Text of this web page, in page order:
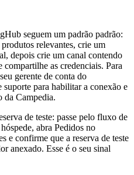
seguem um padrão padrão:
relevantes, crie um
depois crie um canal contendo
as credenciais. Para
gerente de conta do
para habilitar a conexão e
da Campedia.
de teste: passe pelo fluxo de
abra Pedidos no
e confirme que a reserva de teste
anexado. Esse é o seu sinal